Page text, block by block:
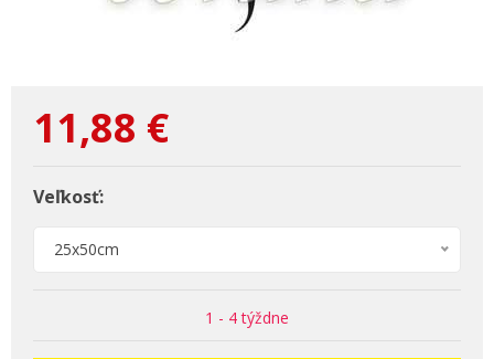
11,88 €
Veľkosť:
25x50cm
1 - 4 týždne